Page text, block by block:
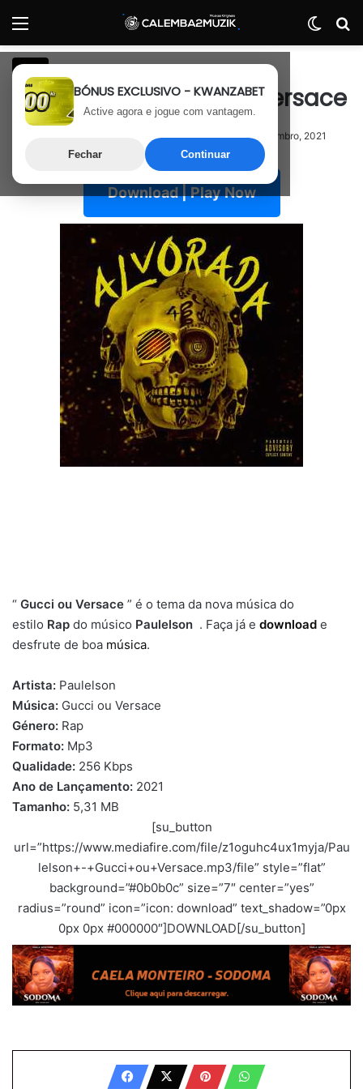
BÓNUS EXCLUSIVO - KWANZABET
Active agora e jogue com vantagem.
Fechar Continuar
Rap
Paulelson – Gucci ou Versace
Última atualização: 28 de Dezembro, 2021
Download | Play Now
“ Gucci ou Versace ” é o tema da nova música do
estilo Rap do músico Paulelson . Faça já e download e
desfrute de boa música.
Artista: Paulelson
Música: Gucci ou Versace
Género: Rap
Formato: Mp3
Qualidade: 256 Kbps
Ano de Lançamento: 2021
Tamanho: 5,31 MB
[su_button
url=”https://www.mediafire.com/file/z1oguhc4ux1myja/Pau
lelson+-+Gucci+ou+Versace.mp3/file” style=”flat”
background=”#0b0b0c” size=”7″ center=”yes”
radius=”round” icon=”icon: download” text_shadow=”0px
0px 0px #000000″]DOWNLOAD[/su_button]